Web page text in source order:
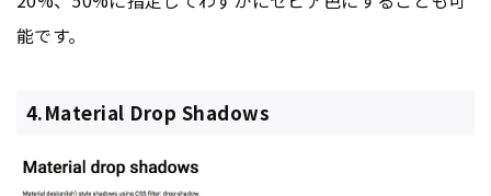
能です。
4.Material Drop Shadows